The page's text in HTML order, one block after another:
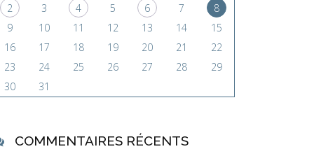
2
3 4 5 6 7
8
9
10 11 12 13 14
15
16
17 18 19 20 21
22
23
24 25 26 27 28
29
30
31
COMMENTAIRES RÉCENTS